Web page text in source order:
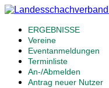
ERGEBNISSE
Vereine
Eventanmeldungen
Terminliste
An-/Abmelden
Antrag neuer Nutzer